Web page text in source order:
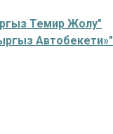
Темир Жолу"
Автобекети»"